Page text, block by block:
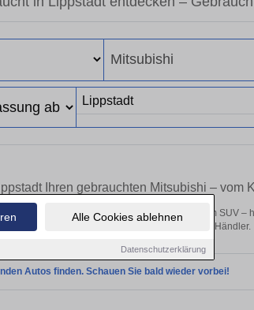
Alle Cookies ablehnen
Datenschutzerklärung
Ihren gebrauchten Mitsubishi – vom
Fahrzeuge. Von Kleinwagen bis hin zum SUV
in Lippstadt von privat und vom Händler.
Autos finden. Schauen Sie bald wieder vorbei!